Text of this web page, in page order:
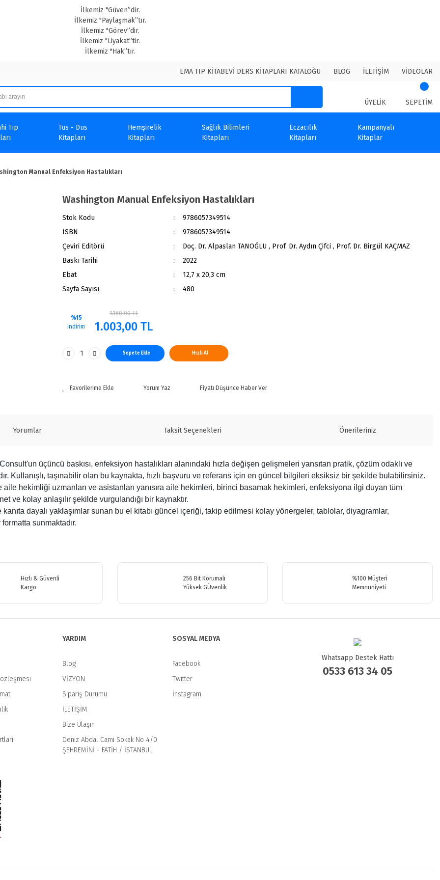
İlkemiz "Güven”dir.
İlkemiz "Paylaşmak”tır.
İlkemiz "Görev”dir.
İlkemiz "Liyakat”tir.
İlkemiz "Hak”tır.
EMA TIP KİTABEVİ DERS KİTAPLARI KATALOĞU BLOG İLETİŞİM VİDEOLAR
ÜYELİK SEPETİM
Tıp
Tus - Dus
Kitapları
Hemşirelik
Kitapları
Sağlık Bilimleri
Kitapları
Eczacılık
Kitapları
Kampanyalı
Kitaplar
Manual Enfeksiyon Hastalıkları
Washington Manual Enfeksiyon Hastalıkları
Stok Kodu
9786057349514
ISBN
9786057349514
Çeviri Editörü
Doç. Dr. Alpaslan TANOĞLU , Prof. Dr. Aydın Çifci , Prof. Dr. Birgül KAÇMAZ
Baskı Tarihi
2022
Ebat
12,7 x 20,3 cm
Sayfa Sayısı
480
%15
indirim
1.180,00 TL
1.003,00 TL
Sepete Ekle Hızlı Al
Yorum Yaz Fiyatı Düşünce Haber Ver
Yorumlar Taksit Seçenekleri Önerileriniz
üçüncü baskısı, enfeksiyon hastalıkları alanındaki hızla değişen gelişmeleri yansıtan pratik, çözüm odaklı ve
Kullanışlı, taşınabilir olan bu kaynakta, hızlı başvuru ve referans için en güncel bilgileri eksiksiz bir şekilde bulabilirsiniz.
aile hekimliği uzmanları ve asistanları yanısıra aile hekimleri, birinci basamak hekimleri, enfeksiyona ilgi duyan tüm
ve kolay anlaşılır şekilde vurgulandığı bir kaynaktır.
dayalı yaklaşımlar sunan bu el kitabı güncel içeriği, takip edilmesi kolay yönergeler, tablolar, diyagramlar,
sunmaktadır.
Bu ürüne ilk yorumu siz yapın!
Hızlı & Güvenli
Kargo
256 Bit Korumalı
Yüksek GÜvenlik
%100 Müşteri
Memnuniyeti
YARDIM
Blog
VİZYON
Sipariş Durumu
İLETİŞİM
Bize Ulaşın
Deniz Abdal Cami Sokak No 4/0
ŞEHREMİNİ - FATİH / İSTANBUL
SOSYAL MEDYA
Facebook
Twitter
İnstagram
Whatsapp Destek Hattı
0533 613 34 05